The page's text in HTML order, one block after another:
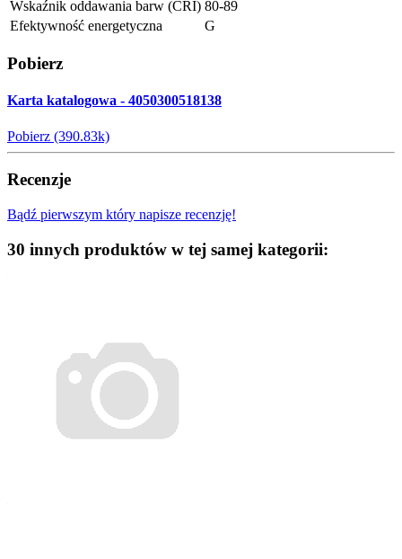
Wskaźnik oddawania barw (CRI) 80-89
Efektywność energetyczna
G
Pobierz
Karta katalogowa - 4050300518138
Pobierz (390.83k)
Recenzje
Bądź pierwszym który napisze recenzję!
30 innych produktów w tej samej kategorii: